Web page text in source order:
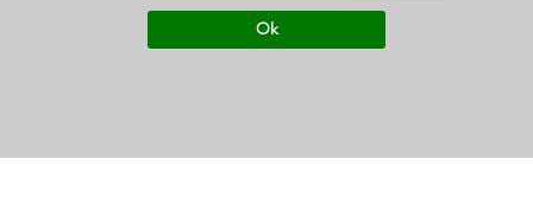
Ok
Studio legale Antolini - Viale Dante, 19 - 38079 Tione di Trento